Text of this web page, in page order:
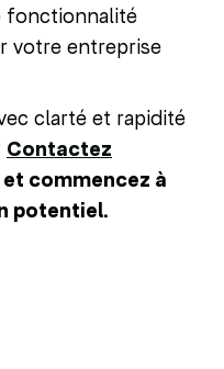
fonctionnalité
votre entreprise
clarté et rapidité
Contactez
commencez à
potentiel.